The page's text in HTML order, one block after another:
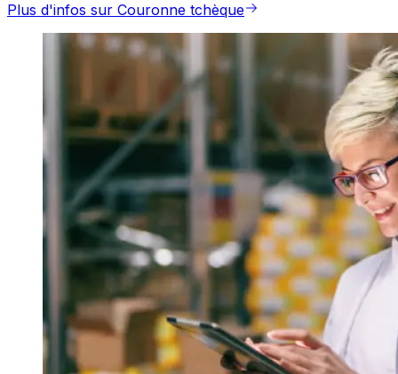
Plus d'infos sur Couronne tchèque